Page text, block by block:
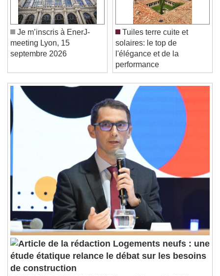
Play Video
Play
Skip Backward
Skip Forward
Unmute
Current Time
/
Loaded:0%
Stream TypeLIVE
Seek to live, currently behind live
0:00
Chapters
Descriptions
descriptions off, selected
Subtitles
subtitles settings, opens subtitles
settings dialog
subtitles off, selected
Audio Track
Picture-in-Picture
Je m’inscris à EnerJ-
meeting Lyon, 15
Tuiles terre cuite et
solaires: le top de
l'élégance et de la
performance
Logements neufs : une
étude étatique relance le débat sur les besoins